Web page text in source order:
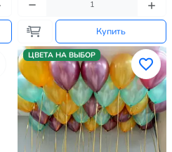
Купить
ЦВЕТА НА ВЫБОР